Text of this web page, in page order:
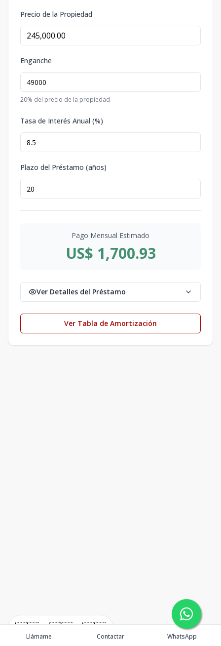
🇪🇸 🇺🇸 🇫🇷
Precio de la Propiedad
Enganche
20% del precio de la propiedad
Tasa de Interés Anual (%)
Plazo del Préstamo (años)
Pago Mensual Estimado
US$ 1,700.93
Ver Detalles del Préstamo
Ver Tabla de Amortización
Llámame Contactar WhatsApp